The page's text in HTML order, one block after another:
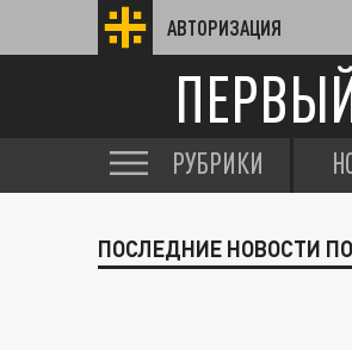
АВТОРИЗАЦИЯ
РУБРИКИ
ПОСЛЕДНИЕ НОВОСТИ